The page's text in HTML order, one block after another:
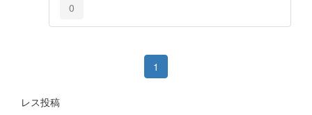
0
1
レス投稿